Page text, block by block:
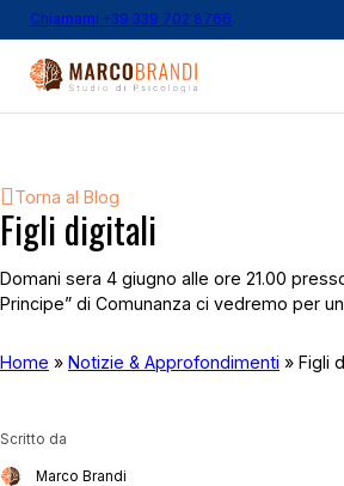
Chiamami +39 339 702 8766
Figli digitali
Domani sera 4 giugno alle ore 21.00
Principe” di Comunanza ci vedremo per
Home » Notizie & Approfondimenti » Figli
Scritto da
Marco Brandi
Torna al Blog